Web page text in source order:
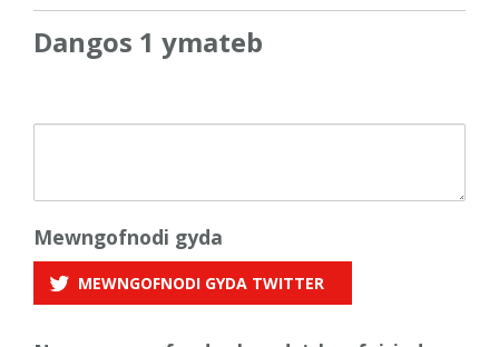
Dangos 1 ymateb
Mewngofnodi gyda
MEWNGOFNODI GYDA TWITTER